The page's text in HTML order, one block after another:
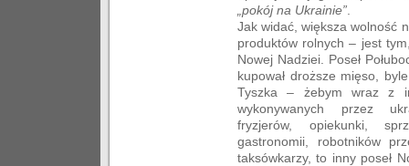
„pokój na Ukrainie”
Jak widać, większa wolność
produktów rolnych – jest
Nowej Nadziei. Poseł
kupował droższe mięso,
Tyszka – żebym wraz z
wykonywanych przez
fryzjerów, opiekunki,
gastronomii, robotników
taksówkarzy, to inny poseł